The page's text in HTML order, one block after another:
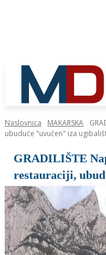
Naslovnica MAKARSKA
ubuduće "uvučen" iza
GRADILIŠTE
restauraciji,